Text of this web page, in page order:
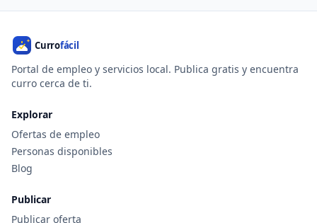
Portal de empleo y servicios local. Publica gratis y encuentra
curro cerca de ti.
Explorar
Ofertas de empleo
Personas disponibles
Blog
Publicar
Publicar oferta